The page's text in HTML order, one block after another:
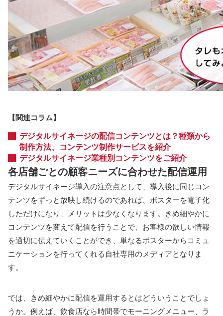
【関連コラム】
デジタルサイネージの配信コンテンツとは？種類から
制作方法、コンテンツ制作サービスを紹介
デジタルサイネージ業種別コンテンツをご紹介
各店舗ごとの顧客ニーズに合わせた配信運用
デジタルサイネージ導入の注意点として、導入後に同じコン
テンツをずっと放映し続けるのであれば、ポスターを電子化
しただけになり、メリットは少なくなります。きめ細やかに
コンテンツを変えて配信を行うことで、お客様の欲しい情報
を適切に伝えていくことができ、単なるポスターからコミュ
ニケーションを行ってくれる自社専用のメディアとなりま
す。
では、きめ細やかに配信を運用するとはどういうことでしょ
うか。例えば、飲食店なら時間帯でモーニングメニュー、ラ